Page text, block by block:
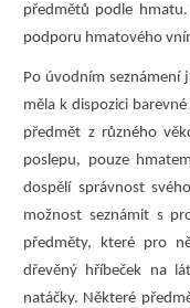
předmětů podle
podporu hmatového
Po úvodním seznámení
měla k dispozici
předmět z různého
poslepu, pouze
dospělí správnost
možnost seznámit s
předměty, které pro
dřevěný hříbeček na
natáčky. Některé